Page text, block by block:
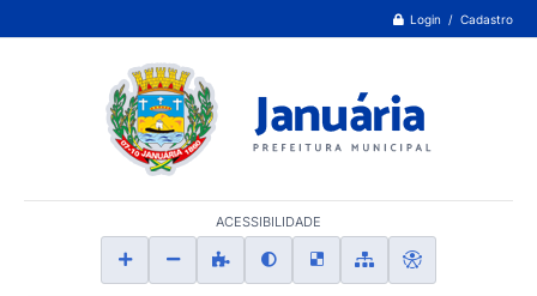
Login / Cadastro
ACESSIBILIDADE